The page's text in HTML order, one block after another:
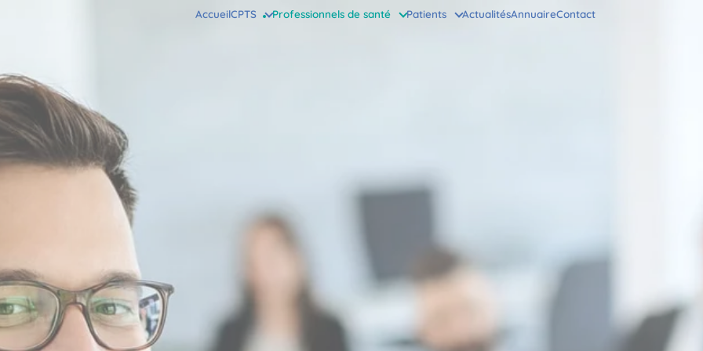
AccueilCPTS Professionnels de santé Patients ActualitésAnnuaireContact